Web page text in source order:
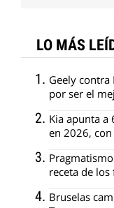
LO MÁS
Geely
por ser el
Kia apunta a
en 2026, con
receta de
Bruselas